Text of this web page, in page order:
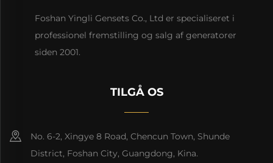
Foshan Yingli Gensets Co., Ltd er specialiseret i
professionel fremstilling og salg af generatorer
siden 2001.
TILGÅ OS
No. 6-2, Xingye 8 Road, Chencun Town, Shunde
District, Foshan City, Guangdong, Kina.